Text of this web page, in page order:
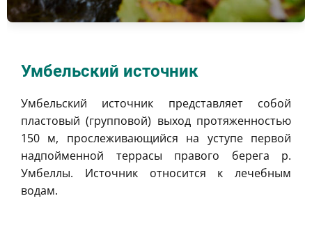
Умбельский источник
Умбельский источник представляет собой
пластовый (групповой) выход протяженностью
150 м, прослеживающийся на уступе первой
надпойменной террасы правого берега р.
Умбеллы. Источник относится к лечебным
водам.